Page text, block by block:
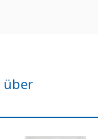
über